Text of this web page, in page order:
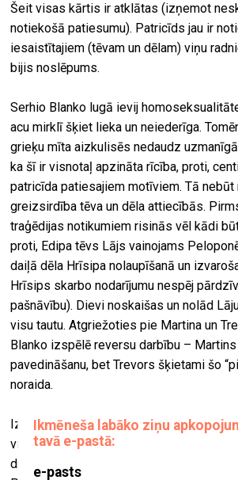
Šeit visas kārtis ir atklātas (izņemot
notiekošā patiesumu). Patricīds jau ir
iesaistītajiem (tēvam un dēlam) viņu
bijis noslēpums.
Serhio Blanko lugā ievij
acu mirklī šķiet lieka un neiederīga.
grieķu mīta aizkulisēs nedaudz
ka šī ir visnotaļ apzināta rīcība, proti,
patricīda patiesajiem motīviem. Tā nebūt
greizsirdība tēva un dēla attiecībās.
traģēdijas notikumiem risinās vēl kādi
proti, Edipa tēvs Lājs vainojams
daiļā dēla Hrīsipa nolaupīšanā un
Hrīsips skarbo nodarījumu nespēj
pašnāvību). Dievi noskaišas un nolād
visu tautu. Atgriežoties pie Martina un
Blanko izspēlē reversu darbību –
pavedināšanu, bet Trevors šķietami šo
noraida.
Izrāde lielā mērā nodarbojas ar
vienlaicīgu konstruēšanu un izspēli. To var
drosmīgu soli, dramaturga pārdomās